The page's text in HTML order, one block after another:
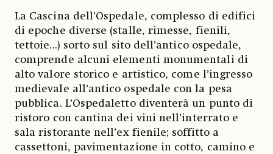
La Cascina dell’Ospedale, complesso di edifici
di epoche diverse (stalle, rimesse, fienili,
tettoie...) sorto sul sito dell’antico ospedale,
comprende alcuni elementi monumentali di
alto valore storico e artistico, come l’ingresso
medievale all’antico ospedale con la pesa
pubblica. L’Ospedaletto diventerà un punto di
ristoro con cantina dei vini nell’interrato e
sala ristorante nell’ex fienile; soffitto a
cassettoni, pavimentazione in cotto, camino e